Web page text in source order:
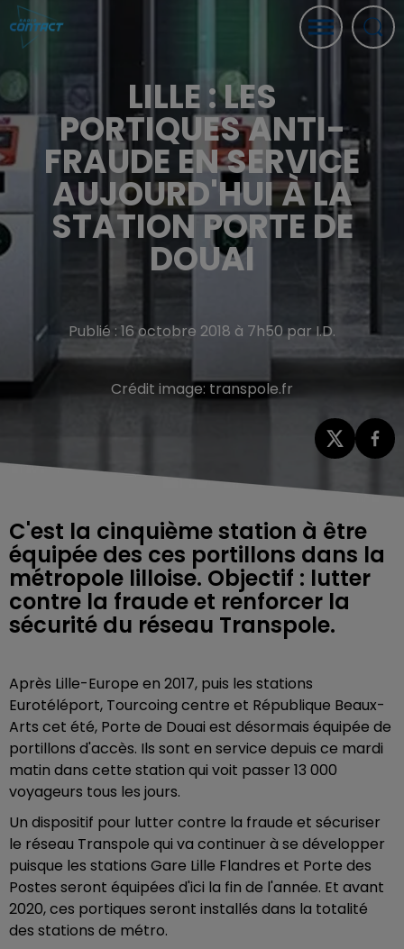
LILLE : LES
PORTIQUES ANTI-
FRAUDE EN SERVICE
AUJOURD'HUI À LA
STATION PORTE DE
DOUAI
Publié : 16 octobre 2018 à 7h50 par I.D.
Crédit image: transpole.fr
C'est la cinquième station à être
équipée des ces portillons dans la
métropole lilloise. Objectif : lutter
contre la fraude et renforcer la
sécurité du réseau Transpole.
Après Lille-Europe en 2017, puis les stations
Eurotéléport, Tourcoing centre et République Beaux-
Arts cet été, Porte de Douai est désormais équipée de
portillons d'accès. Ils sont en service depuis ce mardi
matin dans cette station qui voit passer 13 000
voyageurs tous les jours.
Un dispositif pour lutter contre la fraude et sécuriser
le réseau Transpole qui va continuer à se développer
puisque les stations Gare Lille Flandres et Porte des
Postes seront équipées d'ici la fin de l'année. Et avant
2020, ces portiques seront installés dans la totalité
des stations de métro.